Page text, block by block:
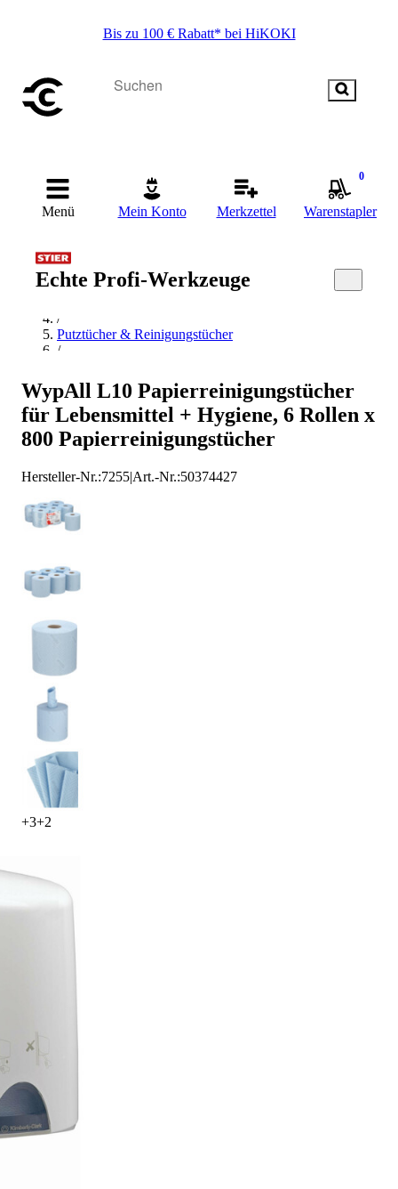
Bis zu 100 € Rabatt* bei HiKOKI
Menü Mein Konto Merkzettel
0
Warenstapler
Echte Profi-Werkzeuge
Startseite
/
/
Putztücher & Reinigungstücher
/
WypAll Putztücher
WypAll L10 Papierreinigungstücher
für Lebensmittel + Hygiene, 6 Rollen x
800 Papierreinigungstücher
Hersteller-Nr.:7255|Art.-Nr.:50374427
+3+2